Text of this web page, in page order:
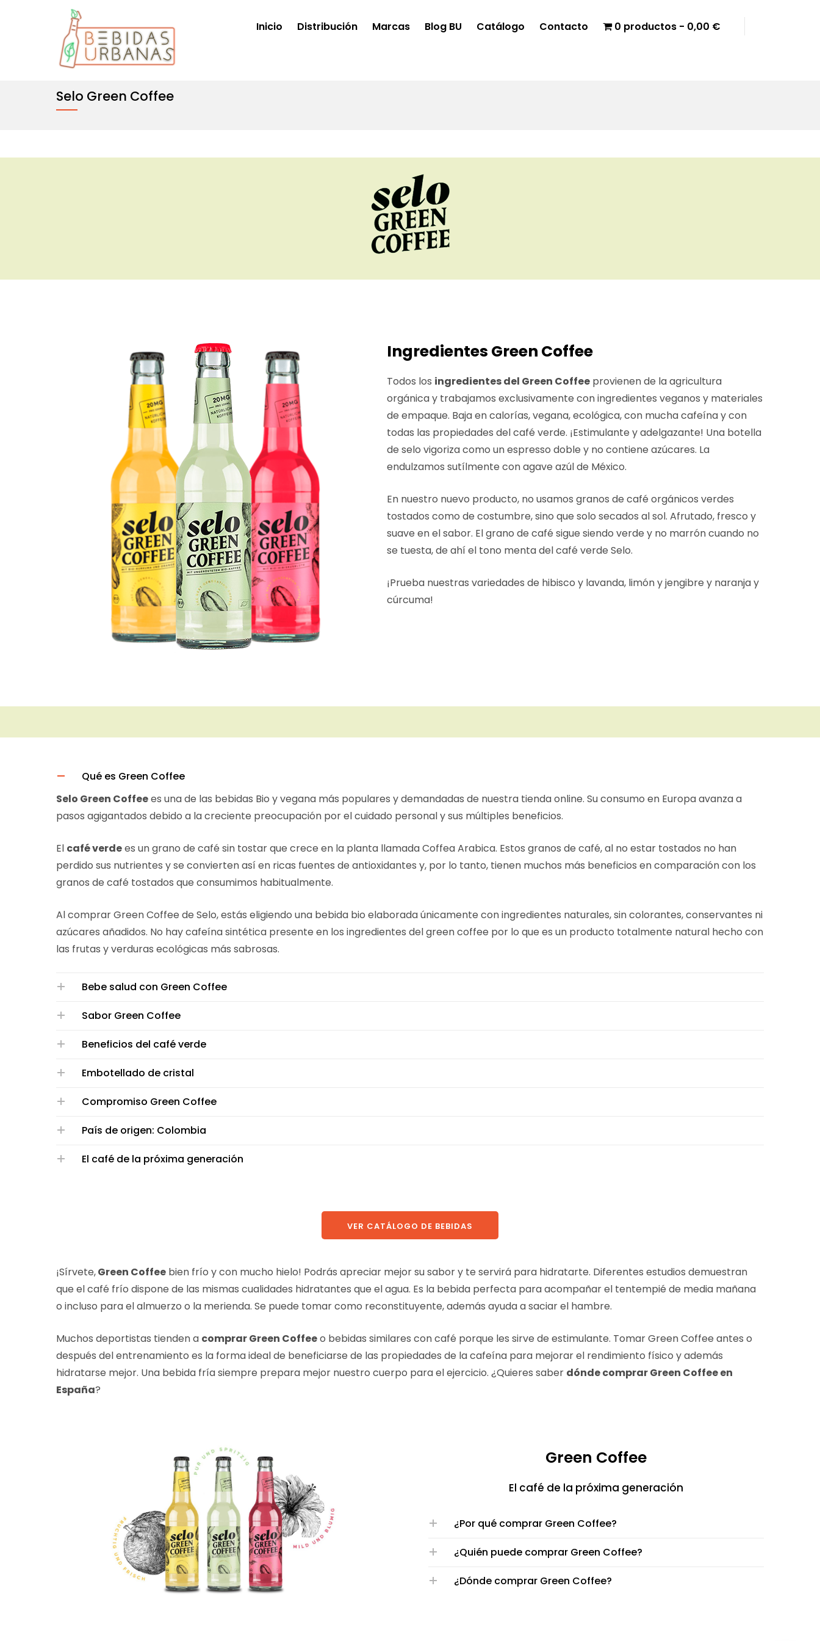
Inicio Distribución Marcas Blog BU Catálogo Contacto 0 productos 0,00 €
Selo Green Coffee
Ingredientes Green Coffee
Todos los ingredientes del Green Coffee provienen de la agricultura
orgánica y trabajamos exclusivamente con ingredientes veganos y materiales
de empaque. Baja en calorías, vegana, ecológica, con mucha cafeína y con
todas las propiedades del café verde. ¡Estimulante y adelgazante! Una botella
de selo vigoriza como un espresso doble y no contiene azúcares. La
endulzamos sutílmente con agave azúl de México.
En nuestro nuevo producto, no usamos granos de café orgánicos verdes
tostados como de costumbre, sino que solo secados al sol. Afrutado, fresco y
suave en el sabor. El grano de café sigue siendo verde y no marrón cuando no
se tuesta, de ahí el tono menta del café verde Selo.
¡Prueba nuestras variedades de hibisco y lavanda, limón y jengibre y naranja y
cúrcuma!
Qué es Green Coffee
Selo Green Coffeees una de las bebidas Bio y vegana más populares y demandadas de nuestra tienda online. Su consumo en Europa avanza a
pasos agigantados debido a la creciente preocupación por el cuidado personal y sus múltiples beneficios.
El café verdees un grano de café sin tostar que crece en la planta llamada Coffea Arabica. Estos granos de café, al no estar tostados no han
perdido sus nutrientes y se convierten así en ricas fuentes de antioxidantes y, por lo tanto, tienen muchos más beneficios en comparación con los
granos de café tostados que consumimos habitualmente.
Al comprar Green Coffee de Selo, estás eligiendo una bebida bio elaborada únicamente con ingredientes naturales, sin colorantes, conservantes ni
azúcares añadidos. No hay cafeína sintética presente en los ingredientes del green coffee por lo que es un producto totalmente natural hecho con
las frutas y verduras ecológicas más sabrosas.
Bebe salud con Green Coffee
Sabor Green Coffee
Beneficios del café verde
Embotellado de cristal
Compromiso Green Coffee
País de origen: Colombia
El café de la próxima generación
VER CATÁLOGO DE BEBIDAS
¡Sírvete,Green Coffee bien frío y con mucho hielo! Podrás apreciar mejor su sabor y te servirá para hidratarte. Diferentes estudios demuestran
que el café frío dispone de las mismas cualidades hidratantes que el agua. Es la bebida perfecta para acompañar el tentempié de media mañana
o incluso para el almuerzo o la merienda. Se puede tomar como reconstituyente, además ayuda a saciar el hambre.
Muchos deportistas tienden a comprar Green Coffeeo bebidas similares con café porque les sirve de estimulante. Tomar Green Coffee antes o
después del entrenamiento es la forma ideal de beneficiarse de las propiedades de la cafeína para mejorar el rendimiento físico y además
hidratarse mejor. Una bebida fría siempre prepara mejor nuestro cuerpo para el ejercicio. ¿Quieres saber dónde comprar Green Coffee en
España?
Green Coffee
El café de la próxima generación
¿Por qué comprar Green Coffee?
¿Quién puede comprar Green Coffee?
¿Dónde comprar Green Coffee?